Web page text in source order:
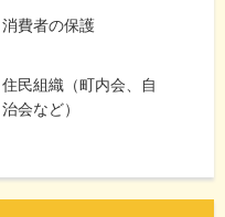
消費者の保護
住民組織（町内会、自
治会など）